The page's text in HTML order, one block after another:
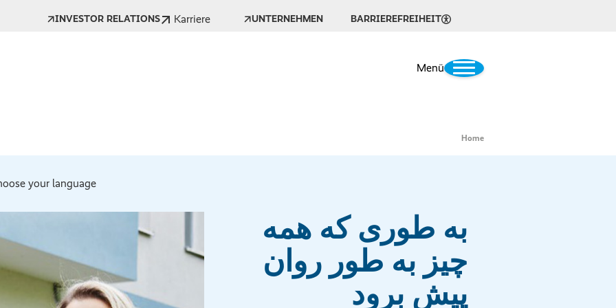
BARRIEREFREIHEIT
UNTERNEHMEN
Karriere
INVESTOR RELATIONS
Menü
Home
your language *
به طوری که همه
چیز به طور روان
پیش برود